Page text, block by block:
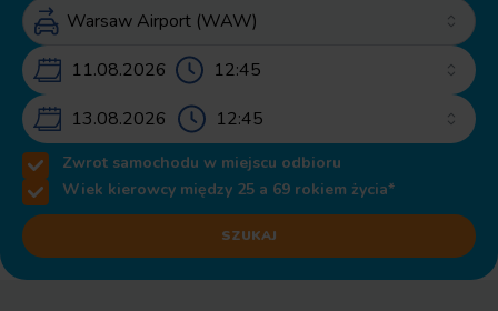
11.08.2026 – 13.08.2026
13.08.2026
Zwrot samochodu w miejscu odbioru
Wiek kierowcy między 25 a 69 rokiem życia*
SZUKAJ